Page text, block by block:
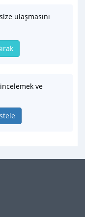
ulaşmasını
ve